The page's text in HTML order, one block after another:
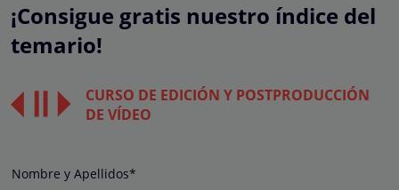
¡Consigue gratis nuestro índice del
temario!
CURSO DE EDICIÓN Y POSTPRODUCCIÓN
DE VÍDEO
Nombre y Apellidos*